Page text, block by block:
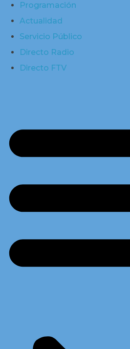
Programación
Actualidad
Servicio Público
Directo Radio
Directo FTV